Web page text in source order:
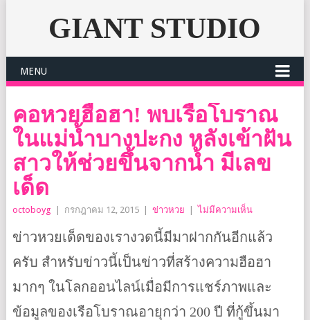
GIANT STUDIO
MENU
คอหวยฮือฮา! พบเรือโบราณ
ในแม่น้ำบางปะกง หลังเข้าฝัน
สาวให้ช่วยขึ้นจากน้ำ มีเลข
เด็ด
octoboyg กรกฎาคม 12, 2015 ข่าวหวย ไม่มีความเห็น
ข่าวหวยเด็ดของเรางวดนี้มีมาฝากกันอีกแล้ว
ครับ สำหรับข่าวนี้เป็นข่าวที่สร้างความฮือฮา
มากๆ ในโลกออนไลน์เมื่อมีการแชร์ภาพและ
ข้อมูลของเรือโบราณอายุกว่า 200 ปี ที่กู้ขึ้นมา